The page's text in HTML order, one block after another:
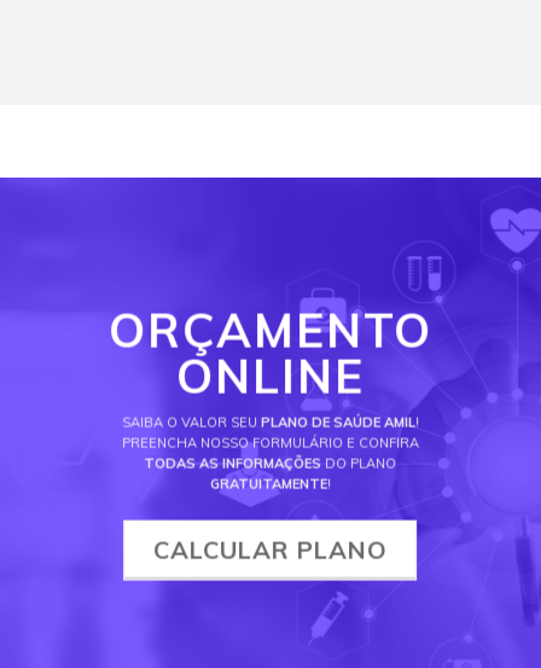
ORÇAMENTO
ONLINE
SAIBA O VALOR SEU PLANO DE SAÚDE AMIL!
PREENCHA NOSSO FORMULÁRIO E CONFIRA
TODAS AS INFORMAÇÕES DO PLANO
GRATUITAMENTE!
CALCULAR PLANO